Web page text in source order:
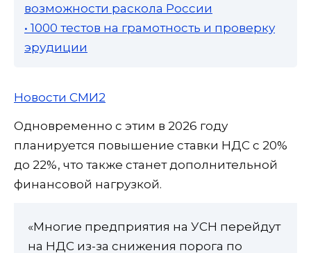
возможности раскола России
• 1000 тестов на грамотность и проверку
эрудиции
Новости СМИ2
Одновременно с этим в 2026 году
планируется повышение ставки НДС с 20%
до 22%, что также станет дополнительной
финансовой нагрузкой.
«Многие предприятия на УСН перейдут
на НДС из-за снижения порога по